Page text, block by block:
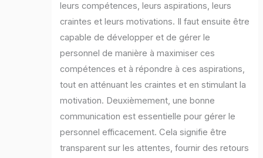
leurs compétences, leurs aspirations, leurs
craintes et leurs motivations. Il faut ensuite être
capable de développer et de gérer le
personnel de manière à maximiser ces
compétences et à répondre à ces aspirations,
tout en atténuant les craintes et en stimulant la
motivation. Deuxièmement, une bonne
communication est essentielle pour gérer le
personnel efficacement. Cela signifie être
transparent sur les attentes, fournir des retours